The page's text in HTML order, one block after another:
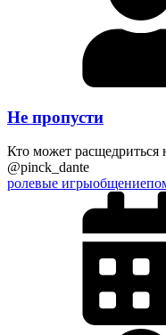
Не пропусти
Кто может расщедриться
@pinck_dante
ролевые игрыобщение